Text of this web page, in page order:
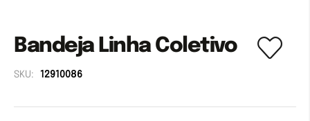
Bandeja Linha Coletivo
SKU: 12910086